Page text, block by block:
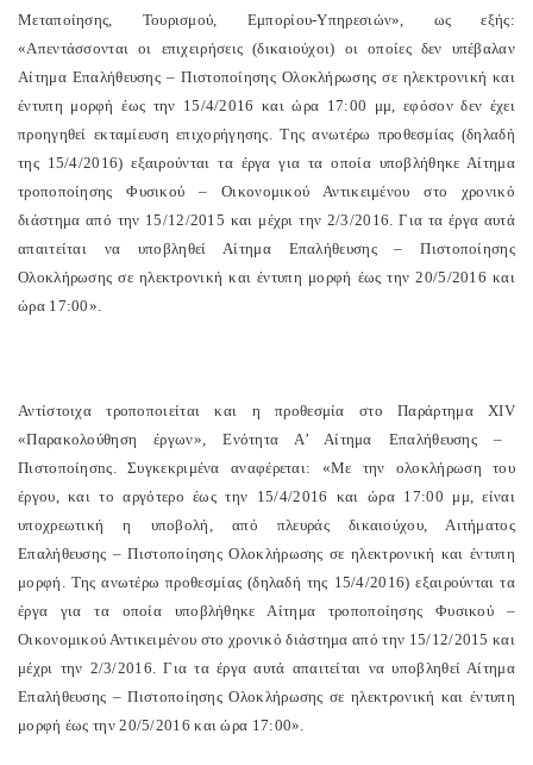
Μεταποίησης, Τουρισμού, Εμπορίου-Υπηρεσιών», ως εξής:
«Απεντάσσονται οι επιχειρήσεις (δικαιούχοι) οι οποίες δεν υπέβαλαν
Αίτημα Επαλήθευσης – Πιστοποίησης Ολοκλήρωσης σε ηλεκτρονική και
έντυπη μορφή έως την 15/4/2016 και ώρα 17:00 μμ, εφόσον δεν έχει
προηγηθεί εκταμίευση επιχορήγησης. Της ανωτέρω προθεσμίας (δηλαδή
της 15/4/2016) εξαιρούνται τα έργα για τα οποία υποβλήθηκε Αίτημα
τροποποίησης Φυσικού – Οικονομικού Αντικειμένου στο χρονικό
διάστημα από την 15/12/2015 και μέχρι την 2/3/2016. Για τα έργα αυτά
απαιτείται να υποβληθεί Αίτημα Επαλήθευσης – Πιστοποίησης
Ολοκλήρωσης σε ηλεκτρονική και έντυπη μορφή έως την 20/5/2016 και
ώρα 17:00».
Αντίστοιχα τροποποιείται και η προθεσμία στο ΠαράρτημαXIV
«Παρακολούθηση έργων», Ενότητα Α’ Αίτημα Επαλήθευσης –
Πιστοποίησnς. Συγκεκριμένα αναφέρεται: «Με την ολοκλήρωση του
έργου, και το αργότερο έως την 15/4/2016 και ώρα 17:00 μμ, είναι
υποχρεωτική η υποβολή, από πλευράς δικαιούχου, Αιτήματος
Επαλήθευσης – Πιστοποίησης Ολοκλήρωσης σε ηλεκτρονική και έντυπη
μορφή. Της ανωτέρω προθεσμίας (δηλαδή της 15/4/2016) εξαιρούνται τα
έργα για τα οποία υποβλήθηκε Αίτημα τροποποίησης Φυσικού –
Οικονομικού Αντικειμένου στο χρονικό διάστημα από την 15/12/2015 και
μέχρι την 2/3/2016. Για τα έργα αυτά απαιτείται να υποβληθεί Αίτημα
Επαλήθευσης – Πιστοποίησης Ολοκλήρωσης σε ηλεκτρονική και έντυπη
μορφή έως την 20/5/2016 και ώρα 17:00».